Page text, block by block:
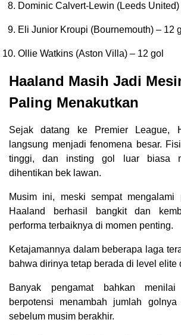
Dominic Calvert-Lewin (Leeds United)
Eli Junior Kroupi (Bournemouth) – 12
Ollie Watkins (Aston Villa) – 12 gol
Haaland Masih Jadi
Paling Menakutkan
Sejak datang ke Premier League,
langsung menjadi fenomena besar.
tinggi, dan insting gol luar biasa
dihentikan bek lawan.
Musim ini, meski sempat mengalami
Haaland berhasil bangkit dan
performa terbaiknya di momen penting.
Ketajamannya dalam beberapa laga
bahwa dirinya tetap berada di level elite
Banyak pengamat bahkan
berpotensi menambah jumlah
sebelum musim berakhir.